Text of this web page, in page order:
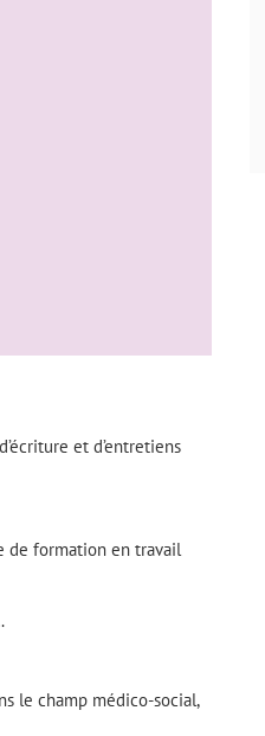
et d’entretiens
de formation en travail
le champ médico-social,